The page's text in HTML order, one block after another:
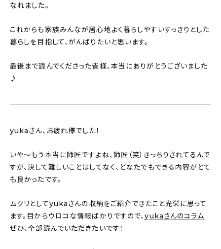
なれました。
これからも家族みんなが居心地よく暮らしやすいすっきりとした
暮らしを目指して、がんばりたいと思います。
最後まで読んでくださった皆様、本当にありがとうございました
♪
yukaさん、お疲れ様でした！
いや〜もう本当に師匠ですよね、師匠（笑）きっちりされてるんで
すが、決して難しいことはしてなく、どなたでもできる内容がとて
も良かったです。
ムクリとしてyukaさんの収納をご紹介できたこと光栄に思って
ます。目からウロコな情報ばかりですので、yukaさんのコラム
ぜひ、全部読んでいただきたいです！